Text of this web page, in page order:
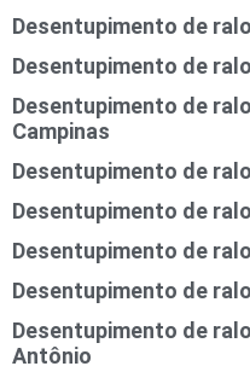
Desentupimento de
Desentupimento de
Desentupimento de
Campinas
Desentupimento de
Desentupimento de
Desentupimento de
Desentupimento de
Desentupimento de
Antônio